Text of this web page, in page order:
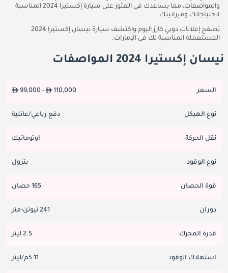
والمواصفات، مما يساعدك في العثور على سيارة إكستيرا 2024 المناسبة
لاحتياجاتك وميزانيتك.
تصفح إعلانات دوبي كارز اليوم واكتشف سيارة نيسان إكستيرا 2024
المستعملة المناسبة لك في الإمارات.
نيسان إكستيرا 2024 المواصفات
السعر 99,000 - 110,000
نوع الهيكل دفع رباعي/عائلية
نقل الحركة اوتوماتيك
نوع الوقود بترول
قوة الحصان 165 حصان
دوران 241 نيوتن-متر
قدرة المحرك 2.5 ليتر
استهلاك الوقود 11 كم/ليتر